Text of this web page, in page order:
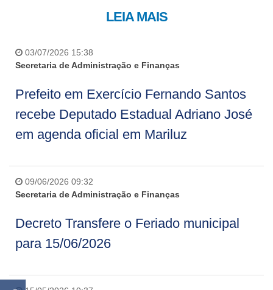
LEIA MAIS
03/07/2026 15:38
Secretaria de Administração e Finanças
Prefeito em Exercício Fernando Santos
recebe Deputado Estadual Adriano José
em agenda oficial em Mariluz
09/06/2026 09:32
Secretaria de Administração e Finanças
Decreto Transfere o Feriado municipal
para 15/06/2026